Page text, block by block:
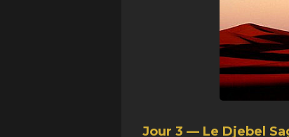
Jour 3 — Le Djebel